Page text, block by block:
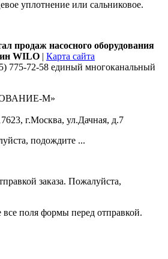
уплотнение или сальниковое.
продаж насосного оборудования
WILO | Карта сайта
775-72-58 единый многоканальный
М»
г.Москва, ул.Дачная, д.7
подождите ...
заказа. Пожалуйста,
поля формы перед отправкой.